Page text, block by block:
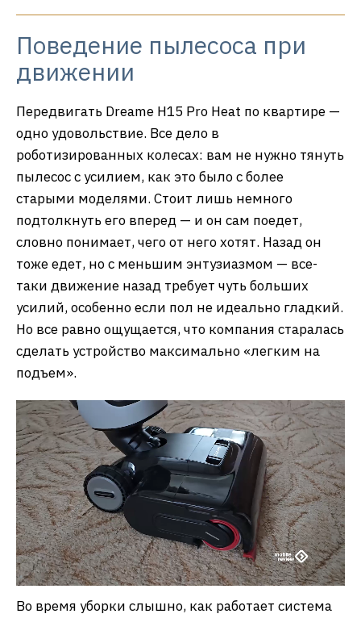
Поведение пылесоса при
движении
Передвигать Dreame H15 Pro Heat по квартире —
одно удовольствие. Все дело в
роботизированных колесах: вам не нужно тянуть
пылесос с усилием, как это было с более
старыми моделями. Стоит лишь немного
подтолкнуть его вперед — и он сам поедет,
словно понимает, чего от него хотят. Назад он
тоже едет, но с меньшим энтузиазмом — все-
таки движение назад требует чуть больших
усилий, особенно если пол не идеально гладкий.
Но все равно ощущается, что компания старалась
сделать устройство максимально «легким на
подъем».
Во время уборки слышно, как работает система